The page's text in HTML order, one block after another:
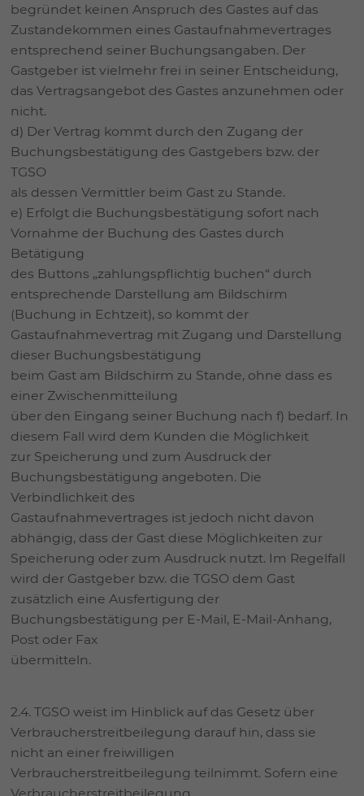
begründet keinen Anspruch des Gastes auf das
Zustandekommen eines Gastaufnahmevertrages
entsprechend seiner Buchungsangaben. Der
Gastgeber ist vielmehr frei in seiner Entscheidung,
das Vertragsangebot des Gastes anzunehmen oder
nicht.
d) Der Vertrag kommt durch den Zugang der
Buchungsbestätigung des Gastgebers bzw. der
TGSO
als dessen Vermittler beim Gast zu Stande.
e) Erfolgt die Buchungsbestätigung sofort nach
Vornahme der Buchung des Gastes durch
Betätigung
des Buttons „zahlungspflichtig buchen“ durch
entsprechende Darstellung am Bildschirm
(Buchung in Echtzeit), so kommt der
Gastaufnahmevertrag mit Zugang und Darstellung
dieser Buchungsbestätigung
beim Gast am Bildschirm zu Stande, ohne dass es
einer Zwischenmitteilung
über den Eingang seiner Buchung nach f) bedarf. In
diesem Fall wird dem Kunden die Möglichkeit
zur Speicherung und zum Ausdruck der
Buchungsbestätigung angeboten. Die
Verbindlichkeit des
Gastaufnahmevertrages ist jedoch nicht davon
abhängig, dass der Gast diese Möglichkeiten zur
Speicherung oder zum Ausdruck nutzt. Im Regelfall
wird der Gastgeber bzw. die TGSO dem Gast
zusätzlich eine Ausfertigung der
Buchungsbestätigung per E-Mail, E-Mail-Anhang,
Post oder Fax
übermitteln.
2.4. TGSO weist im Hinblick auf das Gesetz über
Verbraucherstreitbeilegung darauf hin, dass sie
nicht an einer freiwilligen
Verbraucherstreitbeilegung teilnimmt. Sofern eine